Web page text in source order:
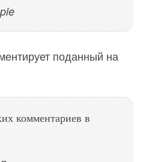
поданный на
комментариев в